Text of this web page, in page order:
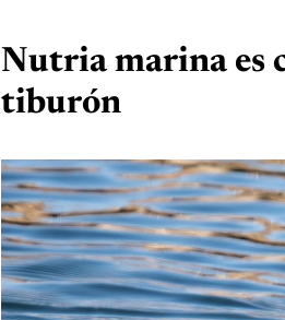
Nutria marina es
tiburón